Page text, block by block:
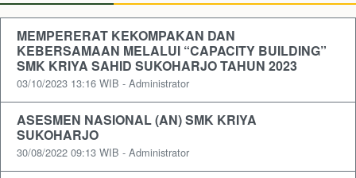
MEMPERERAT KEKOMPAKAN DAN
KEBERSAMAAN MELALUI “CAPACITY BUILDING”
SMK KRIYA SAHID SUKOHARJO TAHUN 2023
03/10/2023 13:16 WIB - Administrator
ASESMEN NASIONAL (AN) SMK KRIYA
SUKOHARJO
30/08/2022 09:13 WIB - Administrator